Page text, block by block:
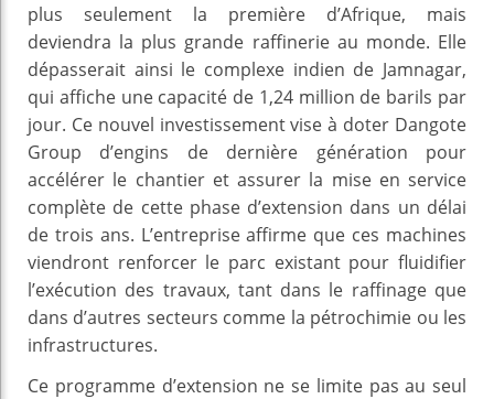
plus seulement la première d’Afrique, mais
deviendra la plus grande raffinerie au monde. Elle
dépasserait ainsi le complexe indien de Jamnagar,
qui affiche une capacité de 1,24 million de barils par
jour. Ce nouvel investissement vise à doter Dangote
Group d’engins de dernière génération pour
accélérer le chantier et assurer la mise en service
complète de cette phase d’extension dans un délai
de trois ans. L’entreprise affirme que ces machines
viendront renforcer le parc existant pour fluidifier
l’exécution des travaux, tant dans le raffinage que
dans d’autres secteurs comme la pétrochimie ou les
infrastructures.
Ce programme d’extension ne se limite pas au seul